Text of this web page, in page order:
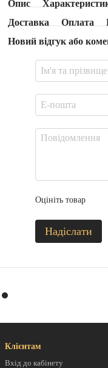
Опис
Доставка
Оплата
Новий відгук або
Оцініть товар
Надіслати
Клієнтам
Вхід до кабінету